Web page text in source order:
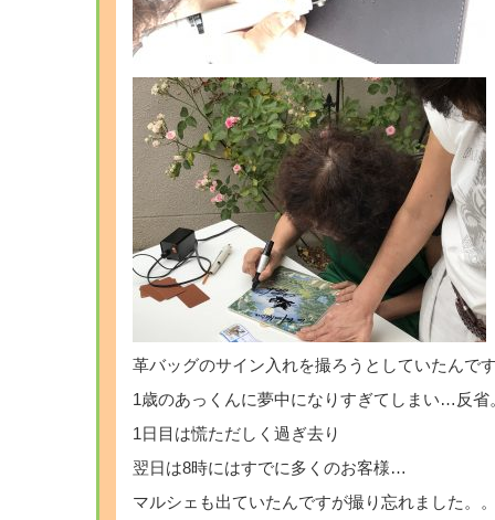
革バッグのサイン入れを撮ろうとしていたんで
1歳のあっくんに夢中になりすぎてしまい…反省
1日目は慌ただしく過ぎ去り
翌日は8時にはすでに多くのお客様…
マルシェも出ていたんですが撮り忘れました。